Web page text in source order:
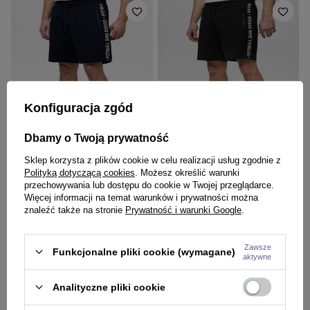
W PROMOCJI
Spodenki szorty męskie dresowe
Pitbull Tape Parker granatowe
159,00 zł
143,10 zł
W PROMOCJI
Spodenki szorty męskie dresowe
Pitbull Tape Parker czarne
159,00 zł
143,10 zł
Konfiguracja zgód
Dbamy o Twoją prywatność
Sklep korzysta z plików cookie w celu realizacji usług zgodnie z
Polityką dotyczącą cookies . Możesz określić warunki
przechowywania lub dostępu do cookie w Twojej przeglądarce.
Więcej informacji na temat warunków i prywatności można
znaleźć także na stronie Prywatność i warunki Google
Funkcjonalne pliki cookie (wymagane)
Zawsze
aktywne
Analityczne pliki cookie